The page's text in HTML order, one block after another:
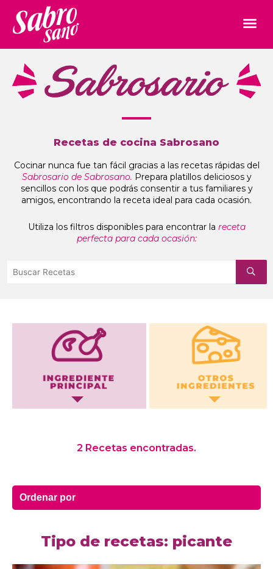
Recetas de cocina Sabrosano
Cocinar nunca fue tan fácil gracias a las recetas rápidas del
Sabrosario de Sabrosano. Prepara platillos deliciosos y
sencillos con los que podrás consentir a tus familiares y
amigos, encontrando la receta ideal para cada ocasión.
Utiliza los filtros disponibles para encontrar la receta
perfecta para cada ocasión:
Otros Ingredientes
2 Recetas encontradas.
Tipo de recetas: picante